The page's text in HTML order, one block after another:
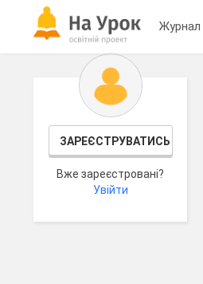
Журнал
ЗАРЕЄСТРУВАТИСЬ
Вже зареєстровані?
Увійти